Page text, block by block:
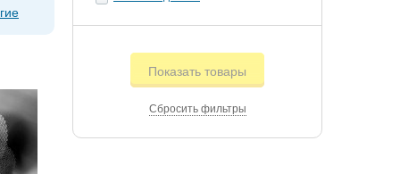
Показать товары
Сбросить фильтры